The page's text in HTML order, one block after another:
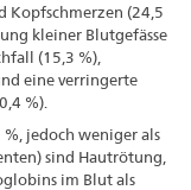
Kopfschmerzen (24,5
kleiner Blutgefässe
(15,3 %),
eine verringerte
%).
jedoch weniger als
sind Hautrötung,
im Blut als